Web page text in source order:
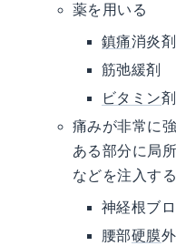
薬を用いる
鎮痛消炎
筋弛緩剤
ビタミン
痛みが非常に
ある部分に局
などを注入する
神経根ブ
腰部硬膜